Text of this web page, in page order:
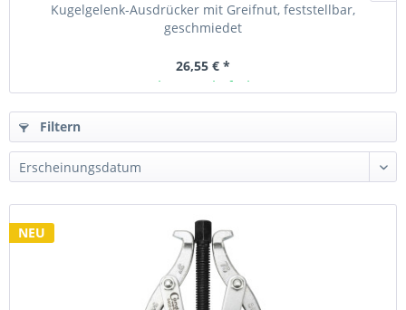
Kugelgelenk-Ausdrücker mit Greifnut, feststellbar,
geschmiedet
26,55 € *
Ab Lager lieferbar
Filtern
NEU